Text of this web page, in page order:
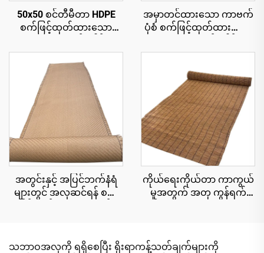
50x50 စင်တီမီတာ HDPE
စက်ဖြင့်ထုတ်ထားသော
ပြား၊ ၁၅ နှစ်အထိ ယူဗီ
ခံနိုင်ရည်ရှိသော ပူပြင်းသော
ဒေသရှိ အပန်းဖြေစခန်းများ
အမှာတင်ထားသော ကာဗက်
ပုံစံ စက်ဖြင့်ထုတ်ထားသော
cu roll 1x15 မီတာ အကျယ်၊
အတွင်းနှင့် အပြင်ဘက်နံရံ
များတွင် အလှဆင်ရန် စက်
ကိုယ်ရေးကိုယ်တာ ကာကွယ်
မှုအတွက် အတု ကွန်ရက်
သဘာဝအလှကို ရရှိစေပြီး ရိုးရာကန့်သတ်ချက်များကို